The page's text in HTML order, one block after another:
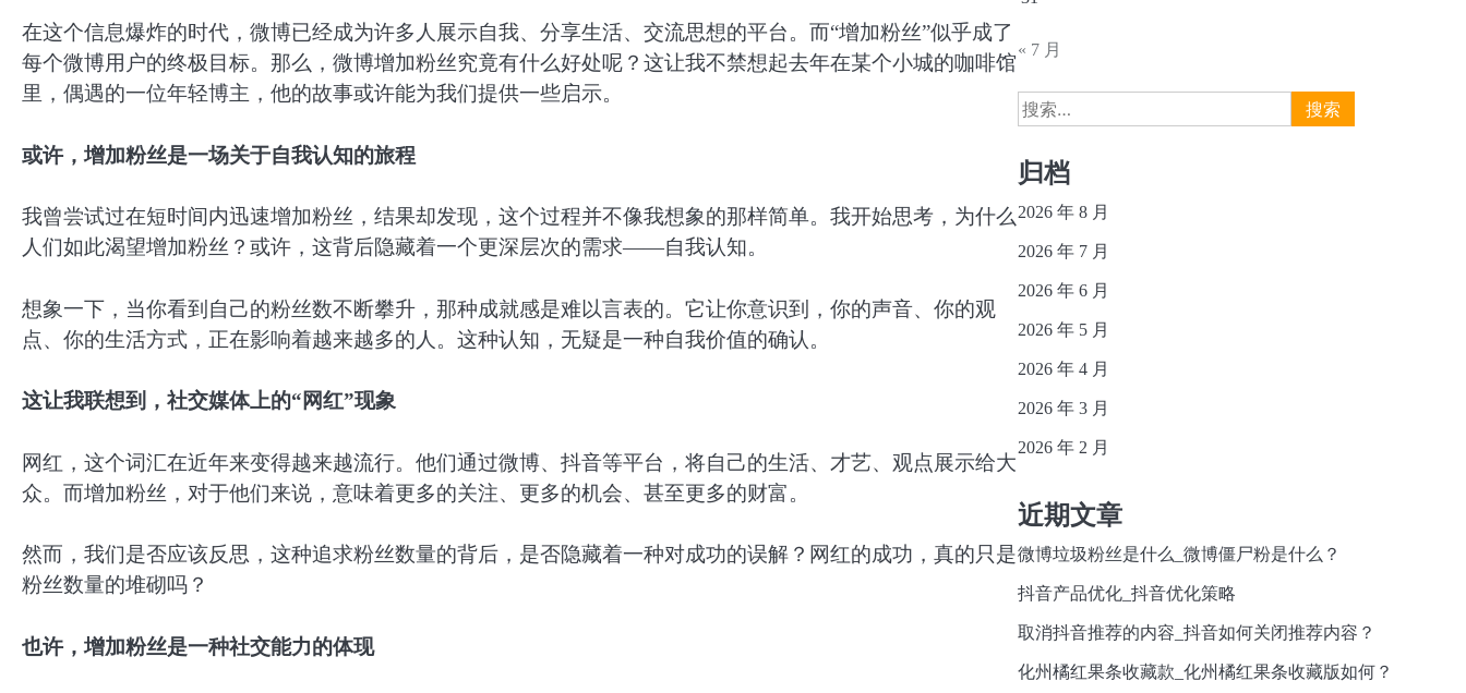
在这个信息爆炸的时代，微博已经成为许多人展示自我、分享生活、交流思想的平台。而“增加粉丝”似乎成了
每个微博用户的终极目标。那么，微博增加粉丝究竟有什么好处呢？这让我不禁想起去年在某个小城的咖啡馆
里，偶遇的一位年轻博主，他的故事或许能为我们提供一些启示。
或许，增加粉丝是一场关于自我认知的旅程
我曾尝试过在短时间内迅速增加粉丝，结果却发现，这个过程并不像我想象的那样简单。我开始思考，为什么
人们如此渴望增加粉丝？或许，这背后隐藏着一个更深层次的需求——自我认知。
想象一下，当你看到自己的粉丝数不断攀升，那种成就感是难以言表的。它让你意识到，你的声音、你的观
点、你的生活方式，正在影响着越来越多的人。这种认知，无疑是一种自我价值的确认。
这让我联想到，社交媒体上的“网红”现象
网红，这个词汇在近年来变得越来越流行。他们通过微博、抖音等平台，将自己的生活、才艺、观点展示给大
众。而增加粉丝，对于他们来说，意味着更多的关注、更多的机会、甚至更多的财富。
然而，我们是否应该反思，这种追求粉丝数量的背后，是否隐藏着一种对成功的误解？网红的成功，真的只是
粉丝数量的堆砌吗？
也许，增加粉丝是一种社交能力的体现
« 7 月
搜
索：
归档
2026 年 8 月
2026 年 7 月
2026 年 6 月
2026 年 5 月
2026 年 4 月
2026 年 3 月
2026 年 2 月
近期文章
微博垃圾粉丝是什么_微博僵尸粉是什么？
抖音产品优化_抖音优化策略
取消抖音推荐的内容_抖音如何关闭推荐内容？
化州橘红果条收藏款_化州橘红果条收藏版如何？